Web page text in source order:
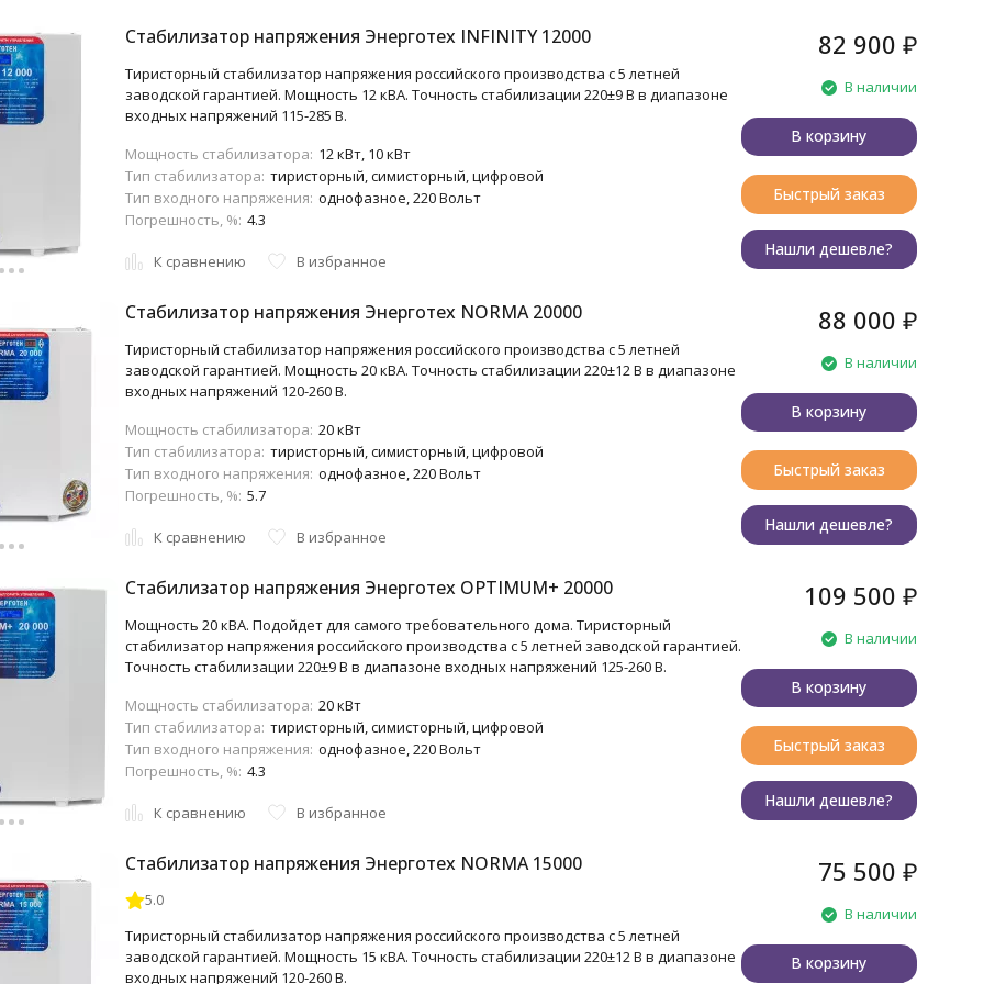
Стабилизатор напряжения Энерготех INFINITY 12000
Тиристорный стабилизатор напряжения российского производства с 5 летней
заводской гарантией. Мощность 12 кВА. Точность стабилизации 220±9 В в диапазоне
входных напряжений 115-285 В.
Мощность стабилизатора: 12 кВт, 10 кВт
Тип стабилизатора: тиристорный, симисторный, цифровой
Тип входного напряжения: однофазное, 220 Вольт
Погрешность, %: 4.3
К сравнению В избранное
82 900 ₽
В наличии
В корзину
Быстрый заказ
Нашли дешевле?
Стабилизатор напряжения Энерготех NORMA 20000
Тиристорный стабилизатор напряжения российского производства с 5 летней
заводской гарантией. Мощность 20 кВА. Точность стабилизации 220±12 В в диапазоне
входных напряжений 120-260 В.
Мощность стабилизатора: 20 кВт
Тип стабилизатора: тиристорный, симисторный, цифровой
Тип входного напряжения: однофазное, 220 Вольт
Погрешность, %: 5.7
К сравнению В избранное
88 000 ₽
В наличии
В корзину
Быстрый заказ
Нашли дешевле?
Стабилизатор напряжения Энерготех OPTIMUM+ 20000
Мощность 20 кВА. Подойдет для самого требовательного дома. Тиристорный
стабилизатор напряжения российского производства с 5 летней заводской гарантией.
Точность стабилизации 220±9 В в диапазоне входных напряжений 125-260 В.
Мощность стабилизатора: 20 кВт
Тип стабилизатора: тиристорный, симисторный, цифровой
Тип входного напряжения: однофазное, 220 Вольт
Погрешность, %: 4.3
К сравнению В избранное
109 500 ₽
В наличии
В корзину
Быстрый заказ
Нашли дешевле?
Стабилизатор напряжения Энерготех NORMA 15000
5.0
Тиристорный стабилизатор напряжения российского производства с 5 летней
заводской гарантией. Мощность 15 кВА. Точность стабилизации 220±12 В в диапазоне
входных напряжений 120-260 В.
75 500 ₽
В наличии
В корзину